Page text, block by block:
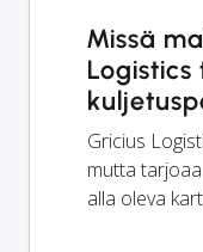
Missä
Gricius
mutta
alla oleva